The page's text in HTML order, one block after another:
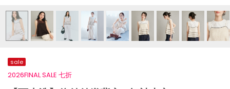
sale
2026FINAL SALE 七折